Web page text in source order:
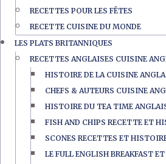
RECETTES POUR LES FÊTES
RECETTE CUISINE DU MONDE
LES PLATS BRITANNIQUES
RECETTES ANGLAISES CUISINE
HISTOIRE DE LA CUISINE
CHEFS & AUTEURS CUISINE
HISTOIRE DU TEA TIME
FISH AND CHIPS RECETTE ET
SCONES RECETTES ET
LE FULL ENGLISH BREAKFAST